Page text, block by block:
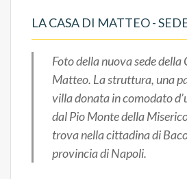
LA CASA DI MATTEO -
Foto della nuova sede della
Matteo. La struttura, una
villa donata in comodato
dal Pio Monte della
trova nella cittadina di
provincia di Napoli.